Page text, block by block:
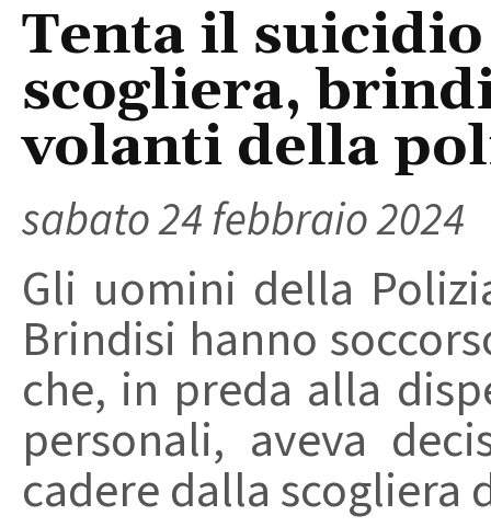
Tenta il
scogliera,
volanti della
sabato 24 febbraio 2024
Gli uomini della
Brindisi hanno
che, in preda alla
personali, aveva
cadere dalla scogliera